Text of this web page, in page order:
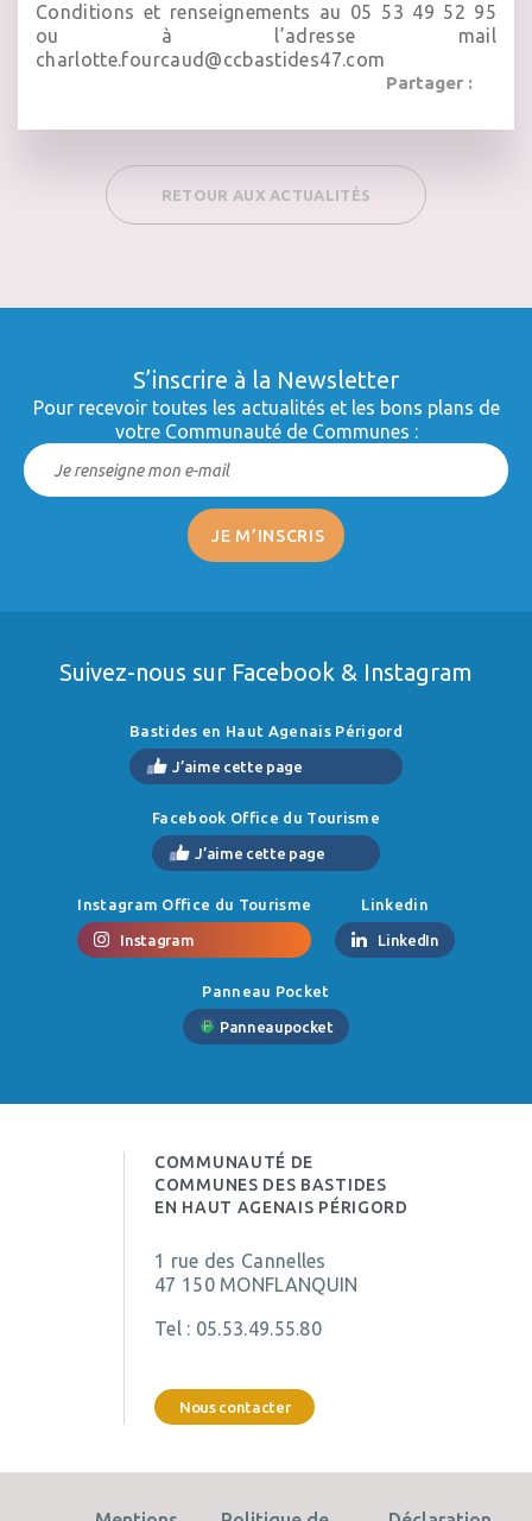
Conditions et renseignements au 05 53 49 52 95
ou à l’adresse mail
charlotte.fourcaud@ccbastides47.com
Partager :
RETOUR AUX ACTUALITÉS
S’inscrire à la Newsletter
Pour recevoir toutes les actualités et les bons plans de
votre Communauté de Communes :
Suivez-nous sur Facebook & Instagram
Bastides en Haut Agenais Périgord
J’aime cette page
Facebook Office du Tourisme
J’aime cette page
Instagram Office du Tourisme
Instagram
Linkedin
LinkedIn
Panneau Pocket
Panneaupocket
COMMUNAUTÉ DE
COMMUNES DES BASTIDES
EN HAUT AGENAIS PÉRIGORD
1 rue des Cannelles
47 150 MONFLANQUIN
Tel : 05.53.49.55.80
Nous contacter